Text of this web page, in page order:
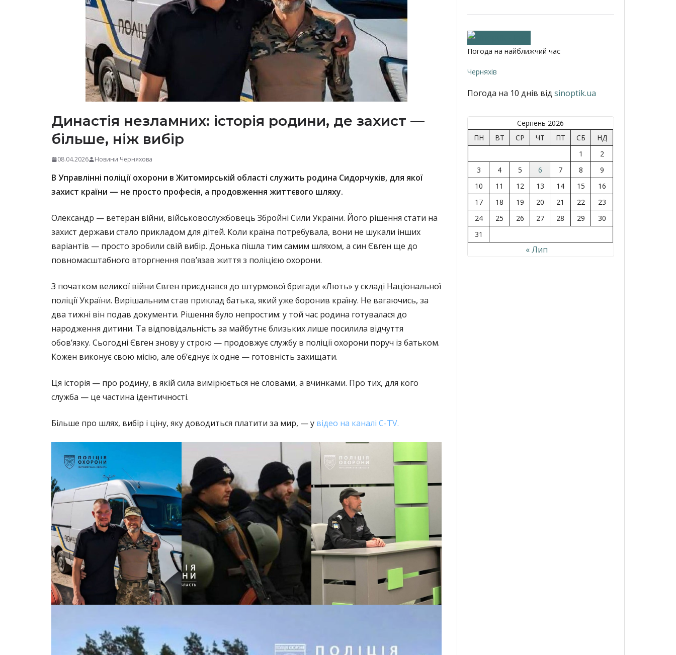
Династія незламних: історія родини, де захист —
більше, ніж вибір
08.04.2026 Новини Черняхова
В Управлінні поліції охорони в Житомирській області служить родина Сидорчуків, для якої
захист країни — не просто професія, а продовження життєвого шляху.
Олександр — ветеран війни, військовослужбовець Збройні Сили України. Його рішення стати на
захист держави стало прикладом для дітей. Коли країна потребувала, вони не шукали інших
варіантів — просто зробили свій вибір. Донька пішла тим самим шляхом, а син Євген ще до
повномасштабного вторгнення пов’язав життя з поліцією охорони.
З початком великої війни Євген приєднався до штурмової бригади «Лють» у складі Національної
поліції України. Вирішальним став приклад батька, який уже боронив країну. Не вагаючись, за
два тижні він подав документи. Рішення було непростим: у той час родина готувалася до
народження дитини. Та відповідальність за майбутнє близьких лише посилила відчуття
обов’язку. Сьогодні Євген знову у строю — продовжує службу в поліції охорони поруч із батьком.
Кожен виконує свою місію, але об’єднує їх одне — готовність захищати.
Ця історія — про родину, в якій сила вимірюється не словами, а вчинками. Про тих, для кого
служба — це частина ідентичності.
Більше про шлях, вибір і ціну, яку доводиться платити за мир, — у відео на каналі C-TV.
Погода на найближчий час
Черняхів
Погода на 10 днів відsinoptik.ua
Серпень 2026
ПН
ВТ СР ЧТ ПТ СБ
НД
1
2
3
4 5 6 7 8
9
10
11 12 13 14 15
16
17
18 19 20 21 22
23
24
25 26 27 28 29
30
31
« Лип